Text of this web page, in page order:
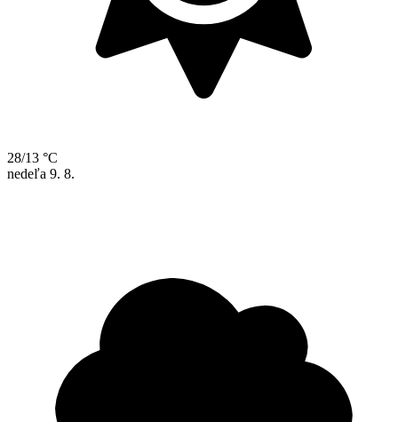
28/13 °C
nedeľa 9. 8.